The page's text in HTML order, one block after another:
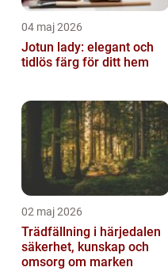
04 maj 2026
Jotun lady: elegant och
tidlös färg för ditt hem
02 maj 2026
Trädfällning i härjedalen
säkerhet, kunskap och
omsorg om marken